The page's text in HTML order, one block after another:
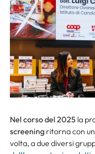
Nel corso del 2025 la
screening ritorna con
volta, a due diversi